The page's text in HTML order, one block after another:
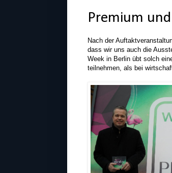
Premium
Nach der
dass wir uns auch die
Week in Berlin übt solch
teilnehmen, als bei